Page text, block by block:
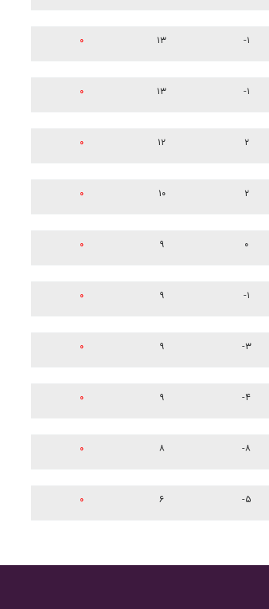
-۱ ۱۳ ۰
-۱ ۱۳ ۰
۲ ۱۲ ۰
۲ ۱۰ ۰
۰ ۹ ۰
-۱ ۹ ۰
-۳ ۹ ۰
-۴ ۹ ۰
-۸ ۸ ۰
-۵ ۶ ۰